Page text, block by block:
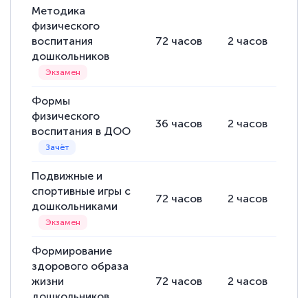
Методика
физического
воспитания
дошкольников
72 часов 2 часов
Формы
физического
воспитания в ДОО
36 часов 2 часов
Подвижные и
спортивные игры с
дошкольниками
72 часов 2 часов
Формирование
здорового образа
жизни
72 часов 2 часов